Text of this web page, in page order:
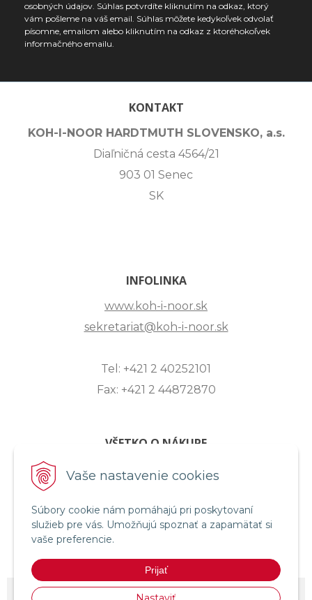
Vaše nastavenie cookies
Súbory cookie nám pomáhajú pri poskytovaní
služieb pre vás. Umožňujú spoznať a zapamätať si
vaše preferencie.
Prijať
osobných údajov. Súhlas potvrdíte kliknutím na odkaz, ktorý
vám pošleme na váš email. Súhlas môžete kedykoľvek odvolať
písomne, emailom alebo kliknutím na odkaz z ktoréhokoľvek
informačného emailu.
KONTAKT
KOH-I-NOOR HARDTMUTH SLOVENSKO, a.s.
Diaľničná cesta 4564/21
903 01 Senec
SK
INFOLINKA
www.koh-i-noor.sk
sekretariat@koh-i-noor.sk
Tel: +421 2 40252101
Fax: +421 2 44872870
VŠETKO O NÁKUPE
ZASLANIE OTÁZKY
OBCHODNÉ PODMIENKY
REKLAMAČNÝ PORIADOK
© 2026 KOH-I-NOOR HARDTMUTH SLOVENSKO • e-shop